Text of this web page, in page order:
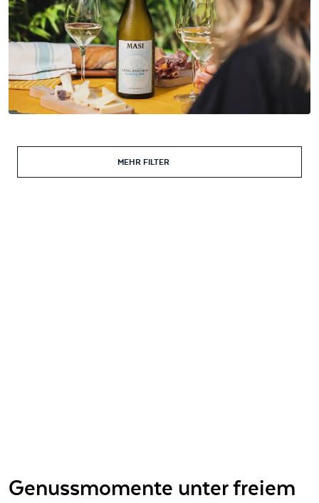
MEHR FILTER
Genussmomente unter freiem